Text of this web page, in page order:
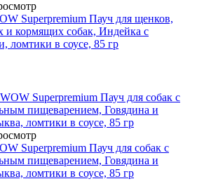
Superpremium Пауч для щенков,
и кормящих собак, Индейка с
ломтики в соусе, 85 гр
Superpremium Пауч для собак с
пищеварением, Говядина и
ломтики в соусе, 85 гр